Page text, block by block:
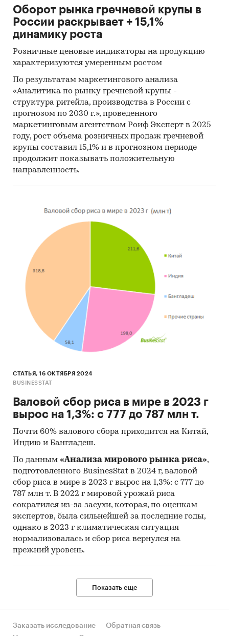
Оборот рынка гречневой крупы в
России раскрывает + 15,1%
динамику роста
Розничные ценовые индикаторы на продукцию
характеризуются умеренным ростом
По результатам маркетингового анализа
«Аналитика по рынку гречневой крупы -
структура ритейла, производства в России с
прогнозом по 2030 г.», проведенного
маркетинговым агентством Роиф Эксперт в 2025
году, рост объема розничных продаж гречневой
крупы составил 15,1% и в прогнозном периоде
продолжит показывать положительную
направленность.
СТАТЬЯ, 16 ОКТЯБРЯ 2024
BUSINESSTAT
Валовой сбор риса в мире в 2023 г
вырос на 1,3%: с 777 до 787 млн т.
Почти 60% валового сбора приходится на Китай,
Индию и Бангладеш.
По данным «Анализа мирового рынка риса»,
подготовленного BusinesStat в 2024 г, валовой
сбор риса в мире в 2023 г вырос на 1,3%: с 777 до
787 млн т. В 2022 г мировой урожай риса
сократился из-за засухи, которая, по оценкам
экспертов, была сильнейшей за последние годы,
однако в 2023 г климатическая ситуация
нормализовалась и сбор риса вернулся на
прежний уровень.
Показать еще
Заказать исследование
Обратная связь